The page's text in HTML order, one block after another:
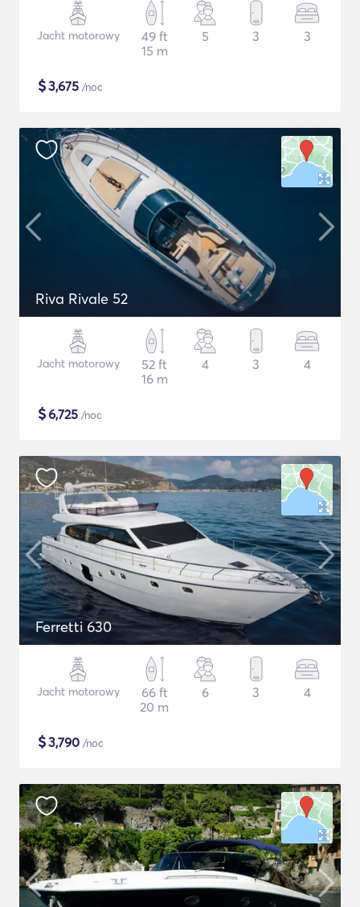
Jacht motorowy
49 ft
15 m
5 3 3
$3,675 /noc
Riva Rivale 52
Jacht motorowy
52 ft
16 m
4 3 4
$6,725 /noc
Ferretti 630
Jacht motorowy
66 ft
20 m
6 3 4
$3,790 /noc